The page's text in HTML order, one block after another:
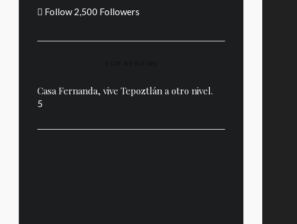
Follow2,500 Followers
Casa Fernanda, vive Tepoztlán a otro nivel.
5